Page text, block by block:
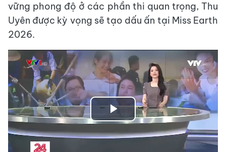
vững phong độ ở các phần thi quan trọng, Thu
Uyên được kỳ vọng sẽ tạo dấu ấn tại Miss Earth
2026.
Play
Video